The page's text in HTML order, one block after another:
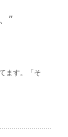
”
ます。「そ